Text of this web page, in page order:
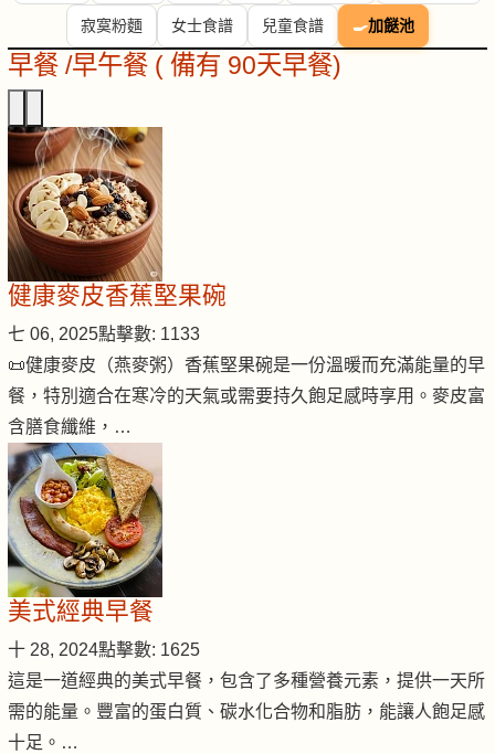
寂寞粉麵 女士食譜 兒童食譜 🍳加餸池
早餐 /早午餐 ( 備有 90天早餐)
健康麥皮香蕉堅果碗
七 06, 2025點擊數: 1133
📜健康麥皮（燕麥粥）香蕉堅果碗是一份溫暖而充滿能量的早
餐，特別適合在寒冷的天氣或需要持久飽足感時享用。麥皮富
含膳食纖維，…
美式經典早餐
十 28, 2024點擊數: 1625
這是一道經典的美式早餐，包含了多種營養元素，提供一天所
需的能量。豐富的蛋白質、碳水化合物和脂肪，能讓人飽足感
十足。…